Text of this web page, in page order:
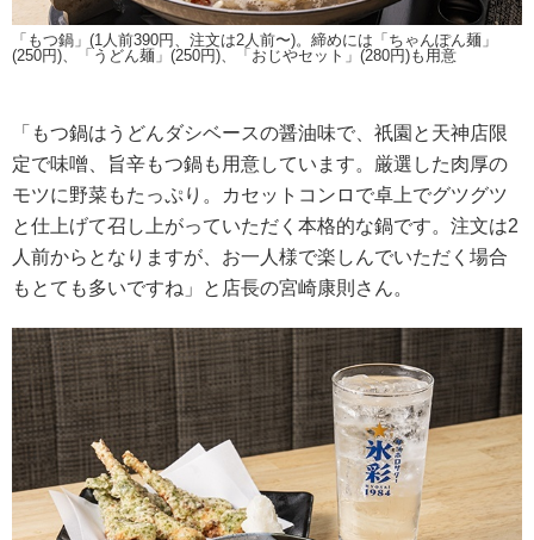
「もつ鍋」(1人前390円、注文は2人前〜)。締めには「ちゃんぽん麺」
(250円)、「うどん麺」(250円)、「おじやセット」(280円)も用意
「もつ鍋はうどんダシベースの醤油味で、祇園と天神店限
定で味噌、旨辛もつ鍋も用意しています。厳選した肉厚の
モツに野菜もたっぷり。カセットコンロで卓上でグツグツ
と仕上げて召し上がっていただく本格的な鍋です。注文は2
人前からとなりますが、お一人様で楽しんでいただく場合
もとても多いですね」と店長の宮崎康則さん。